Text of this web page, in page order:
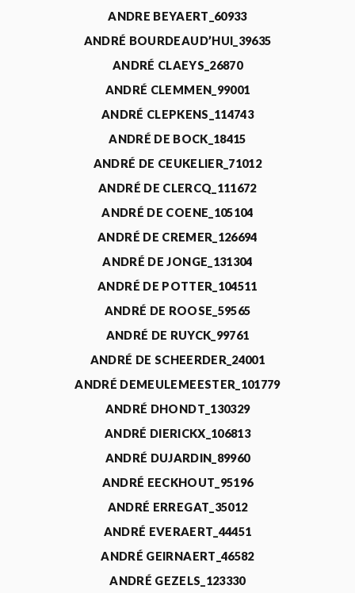
ANDRE BEYAERT_60933
ANDRÉ BOURDEAUD’HUI_39635
ANDRÉ CLAEYS_26870
ANDRÉ CLEMMEN_99001
ANDRÉ CLEPKENS_114743
ANDRÉ DE BOCK_18415
ANDRÉ DE CEUKELIER_71012
ANDRÉ DE CLERCQ_111672
ANDRÉ DE COENE_105104
ANDRÉ DE CREMER_126694
ANDRÉ DE JONGE_131304
ANDRÉ DE POTTER_104511
ANDRÉ DE ROOSE_59565
ANDRÉ DE RUYCK_99761
ANDRÉ DE SCHEERDER_24001
ANDRÉ DEMEULEMEESTER_101779
ANDRÉ DHONDT_130329
ANDRÉ DIERICKX_106813
ANDRÉ DUJARDIN_89960
ANDRÉ EECKHOUT_95196
ANDRÉ ERREGAT_35012
ANDRÉ EVERAERT_44451
ANDRÉ GEIRNAERT_46582
ANDRÉ GEZELS_123330